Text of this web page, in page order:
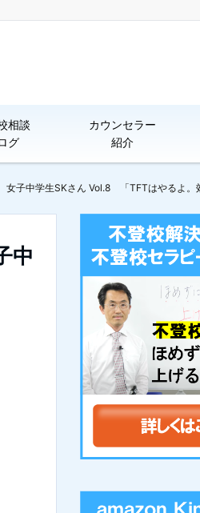
相談
グ
カウンセラー
紹介
子中学生SKさん Vol.8 「TFTはやるよ。
中